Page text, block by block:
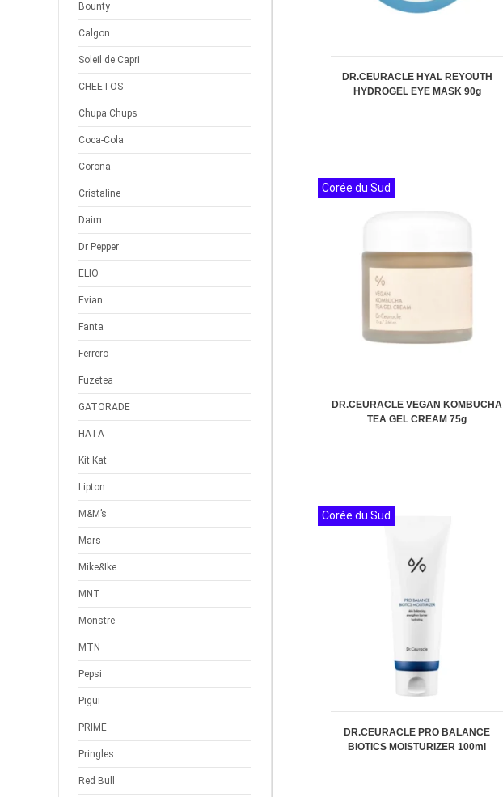
Bounty
Calgon
Soleil de Capri
CHEETOS
Chupa Chups
Coca-Cola
Corona
Cristaline
Daim
Dr Pepper
ELIO
Evian
Fanta
Ferrero
Fuzetea
GATORADE
HATA
Kit Kat
Lipton
M&M’s
Mars
Mike&Ike
MNT
Monstre
MTN
Pepsi
Pigui
PRIME
Pringles
Red Bull
DR.CEURACLE HYAL REYOUTH
HYDROGEL EYE MASK 90g
DR.CEURACLE VEGAN KOMBUCHA
TEA GEL CREAM 75g
Corée du Sud
DR.CEURACLE PRO BALANCE
BIOTICS MOISTURIZER 100ml
Corée du Sud